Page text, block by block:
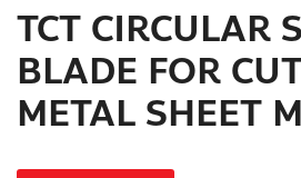
TCT CIRCULAR
BLADE FOR
METAL SHEET